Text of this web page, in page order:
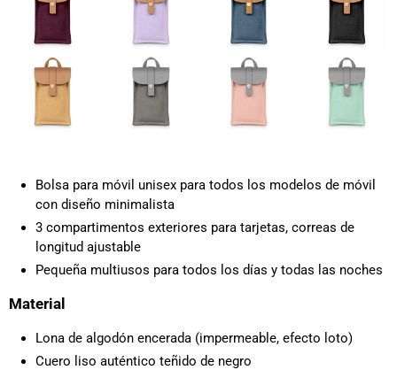
Bolsa para móvil unisex para todos los modelos de móvil
con diseño minimalista
3 compartimentos exteriores para tarjetas, correas de
longitud ajustable
Pequeña multiusos para todos los días y todas las noches
Material
Lona de algodón encerada (impermeable, efecto loto)
Cuero liso auténtico teñido de negro